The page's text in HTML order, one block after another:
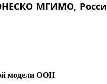
МГИМО,
модели ООН